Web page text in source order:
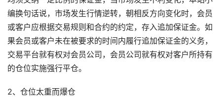
编换句话说，市场发生行情逆转，朝相反方向变化时，会员
或客户应根据交易规则和合约的约定，存入追加保证金。如
果会员或客户未在被要求的时间内履行追加保证金的义务，
交易平台就有权对会员公司，会员公司就有权对客户所持有
的仓位实施强行平仓。
2、仓位太重而爆仓